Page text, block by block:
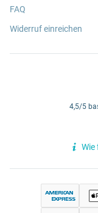
FAQ
Widerruf einreichen
4,5/5
Wie